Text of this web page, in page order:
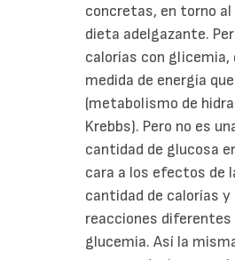
concretas, en torno
dieta adelgazante.
calorías con glicemia,
medida de energía
(metabolismo de
Krebbs). Pero no es
cantidad de glucosa
cara a los efectos de
cantidad de calorías
reacciones diferentes
glucemia. Así la